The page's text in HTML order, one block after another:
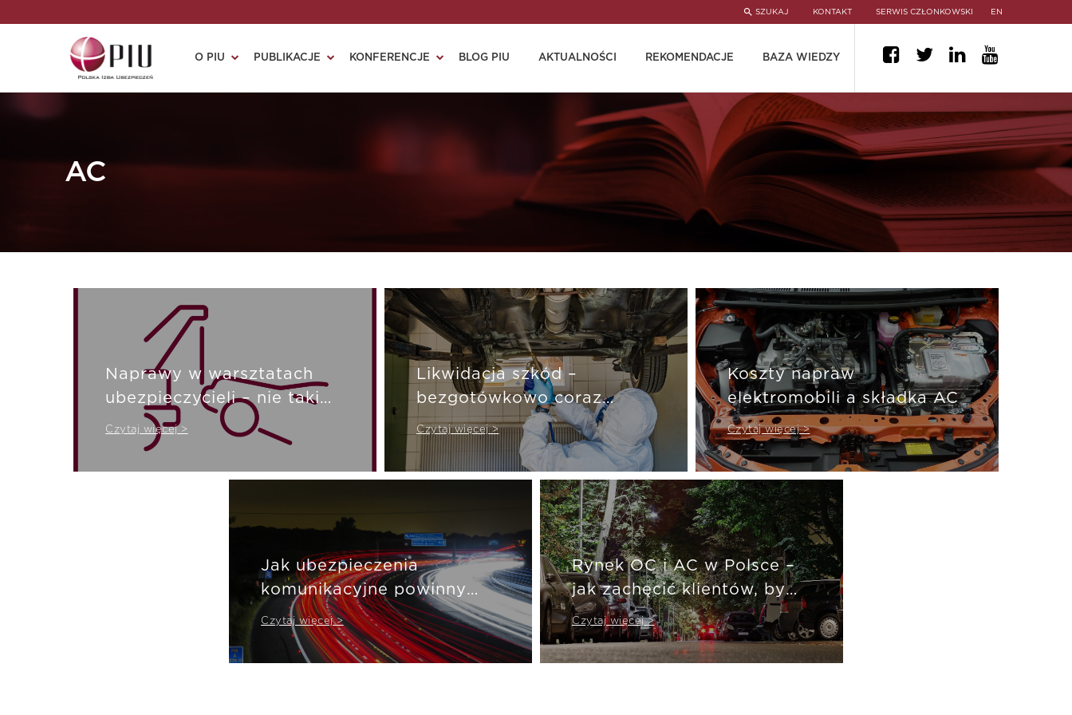
SZUKAJ KONTAKT SERWIS CZŁONKOWSKI EN
O PIU PUBLIKACJE KONFERENCJE BLOG PIU AKTUALNOŚCI REKOMENDACJE BAZA WIEDZY
AC
Naprawy w warsztatach
ubezpieczycieli – nie taki
diabeł… jak go malują? A
nawet bardzo użyteczny!
Czytaj więcej >
Likwidacja szkód –
bezgotówkowo coraz
częściej
Czytaj więcej >
Koszty napraw
elektromobili a składka AC
Czytaj więcej >
Jak ubezpieczenia
komunikacyjne powinny
nas motywować do
bezpiecznej jazdy?
Czytaj więcej >
Rynek OC i AC w Polsce –
jak zachęcić klientów, by
dbali o swoją własność?
Czytaj więcej >